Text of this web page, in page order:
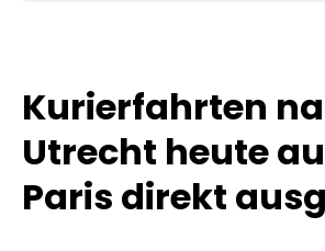
Kurierfahrten
Utrecht heute
Paris direkt